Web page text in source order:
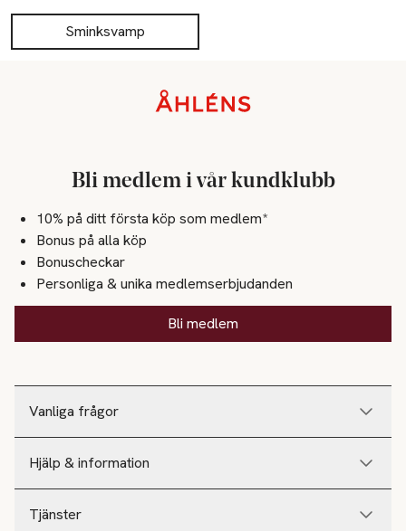
Sminksvamp
Vanliga frågor
Hjälp & information
Tjänster
Bli medlem i vår kundklubb
10% på ditt första köp som medlem*
Bonus på alla köp
Bonuscheckar
Personliga & unika medlemserbjudanden
Bli medlem